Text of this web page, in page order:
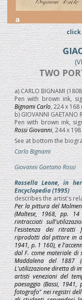
click
TWO
a) CARLO BIGNAMI
Pen with brown ink,
Bignami Carlo, 224 x 168
b) GIOVANNI GAETANO
Pen with brown ink,
Rossi Giovanni, 244 x
See at bottom the
Carlo Bignami
Giovanni Gaetano Rossi
Rossella Leone, in
Encyclopedia (1995)
describes the artist's
Per la pittura del
(Maltese, 1968, pp.
rintracciati
l'esistenza dei ritratti
riprodotti dal pittore in
1941, p. 1 160), e
dal F. come materiale
Maddalena del 1887
L'utilizzazione diretta di
artisti veneziani del
paesaggio (Bassi,
fotografo" nei registri